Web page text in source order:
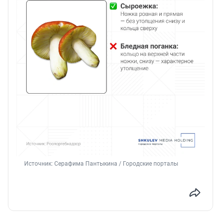
Источник: Серафима Пантыкина / Городские порталы